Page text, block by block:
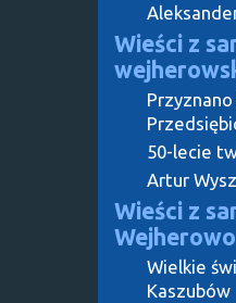
Wieści z
50-lecie
Artur
Wieści z
Wejherowo
Wielkie
Kaszubów